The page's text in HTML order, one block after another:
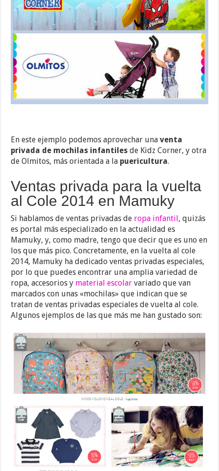
En este ejemplo podemos aprovechar unaventa
privada de mochilas infantiles de Kidz Corner, y otra
de Olmitos, más orientada a la puericultura.
Ventas privada para la vuelta
al Cole 2014 en Mamuky
Si hablamos de ventas privadas de ropa infantil, quizás
es portal más especializado en la actualidad es
Mamuky, y, como madre, tengo que decir que es uno en
los que más pico. Concretamente, en la vuelta al cole
2014, Mamuky ha dedicado ventas privadas especiales,
por lo que puedes encontrar una amplia variedad de
ropa, accesorios y material escolar variado que van
marcados con unas «mochilas» que indican que se
tratan de ventas privadas especiales de vuelta al cole.
Algunos ejemplos de las que más me han gustado son: